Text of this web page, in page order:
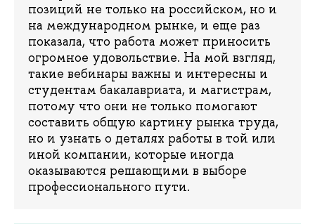
позиций не только на российском, но и
на международном рынке, и еще раз
показала, что работа может приносить
огромное удовольствие. На мой взгляд,
такие вебинары важны и интересны и
студентам бакалавриата, и магистрам,
потому что они не только помогают
составить общую картину рынка труда,
но и узнать о деталях работы в той или
иной компании, которые иногда
оказываются решающими в выборе
профессионального пути.